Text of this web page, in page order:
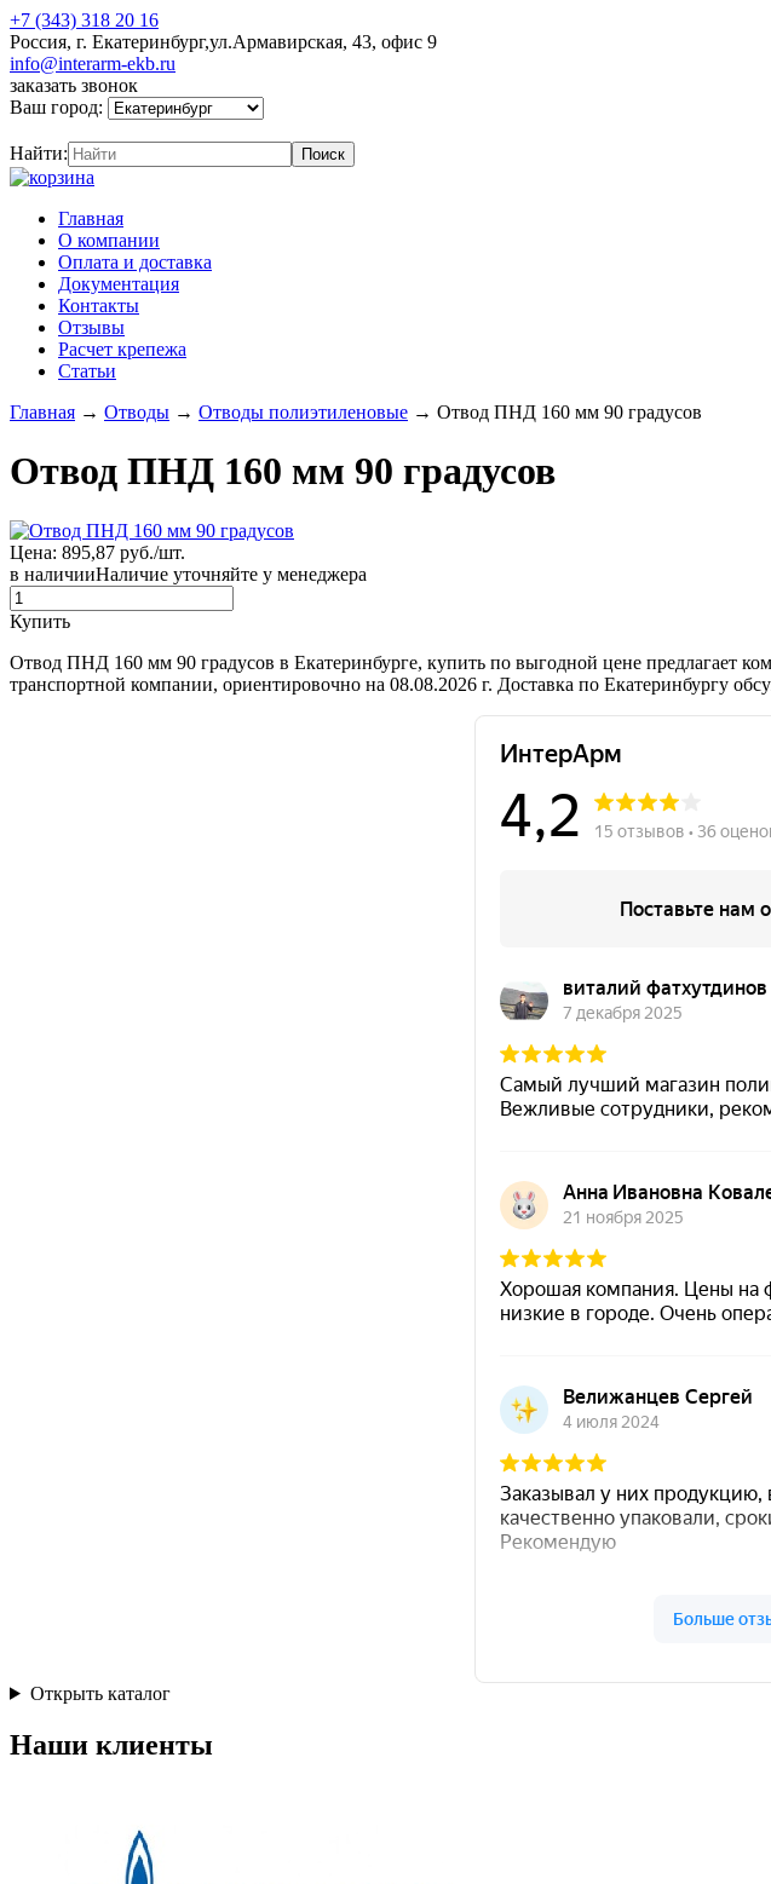
+7 (343) 318 20 16
Россия, г. Екатеринбург,ул.Армавирская, 43, офис 9
info@interarm-ekb.ru
заказать звонок
Ваш город:
Найти:
Главная
О компании
Оплата и доставка
Документация
Контакты
Отзывы
Расчет крепежа
Статьи
Главная → Отводы → Отводы полиэтиленовые → Отвод ПНД 160 мм 90 градусов
Отвод ПНД 160 мм 90 градусов
Цена: 895,87 руб./шт.
в наличииНаличие уточняйте у менеджера
Купить
Отвод ПНД 160 мм 90 градусов в Екатеринбурге, купить по выгодной цене предлагает
транспортной компании, ориентировочно на 08.08.2026 г. Доставка по Екатеринбургу
Открыть каталог
Наши клиенты